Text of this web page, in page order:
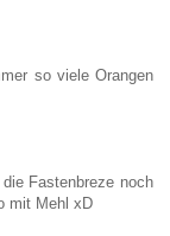
so viele Orangen
Fastenbreze noch
mit Mehl xD